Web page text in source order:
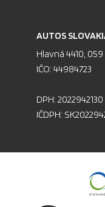
AU­TOS
Hlav­ná 4410,
IČO: 44984723
DPH: 2022942130
IČDPH: